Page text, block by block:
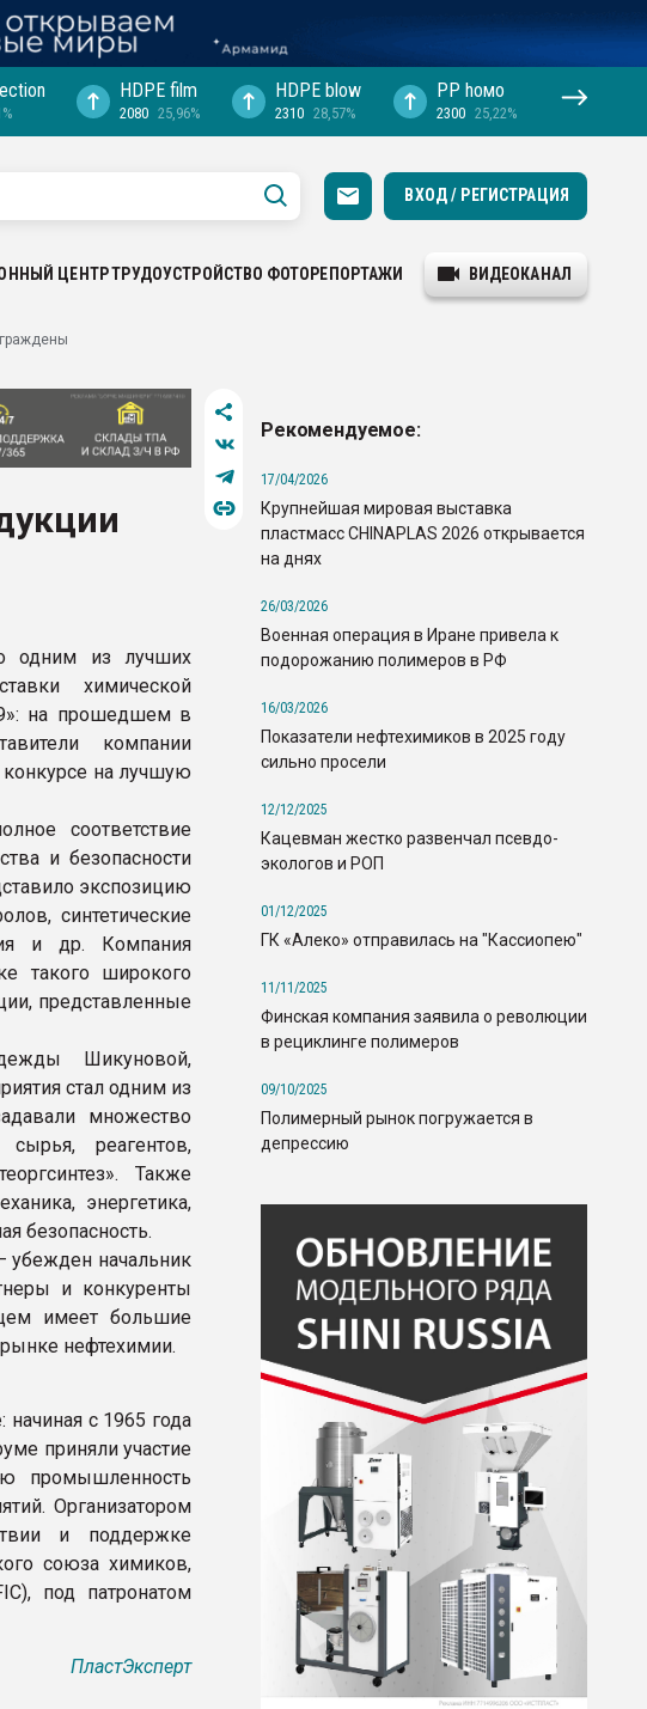
HDPE film
2080 25,96%
HDPE blow
2310 28,57%
PP hомо
2300 25,22%
ВХОД / РЕГИСТРАЦИЯ
ЦЕНТРТРУДОУСТРОЙСТВО ФОТОРЕПОРТАЖИ ВИДЕОКАНАЛ
одним из лучших
химической
на прошедшем в
компании
на лучшую
соответствие
и безопасности
экспозицию
синтетические
и др. Компания
такого широкого
представленные
Шикуновой,
стал одним из
множество
реагентов,
Также
энергетика,
безопасность.
убежден начальник
и конкуренты
имеет большие
нефтехимии.
с 1965 года
приняли участие
промышленность
Организатором
и поддержке
союза химиков,
под патронатом
ПластЭксперт
Рекомендуемое:
17/04/2026
Крупнейшая мировая выставка
пластмасс CHINAPLAS 2026 открывается
на днях
26/03/2026
Военная операция в Иране привела к
подорожанию полимеров в РФ
16/03/2026
Показатели нефтехимиков в 2025 году
сильно просели
12/12/2025
Кацевман жестко развенчал псевдо-
экологов и РОП
01/12/2025
ГК «Алеко» отправилась на "Кассиопею"
11/11/2025
Финская компания заявила о революции
в рециклинге полимеров
09/10/2025
Полимерный рынок погружается в
депрессию